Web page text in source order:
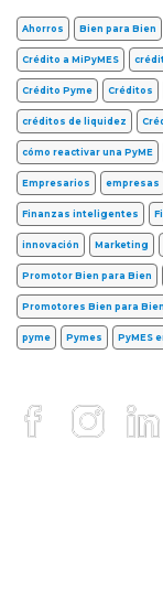
Ahorros Bien para Bien
Crédito a MiPyMES
Crédito Pyme Créditos
créditos de liquidez
cómo reactivar una PyME
Empresarios empresas
Finanzas inteligentes
innovación Marketing
Promotor Bien para Bien
Promotores Bien para Bien
pyme Pymes PyMES